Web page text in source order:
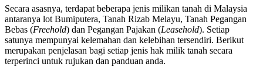
Secara asasnya, terdapat beberapa jenis milikan tanah di Malaysia
antaranya lot Bumiputera, Tanah Rizab Melayu, Tanah Pegangan
Bebas (Freehold) dan Pegangan Pajakan (Leasehold). Setiap
satunya mempunyai kelemahan dan kelebihan tersendiri. Berikut
merupakan penjelasan bagi setiap jenis hak milik tanah secara
terperinci untuk rujukan dan panduan anda.